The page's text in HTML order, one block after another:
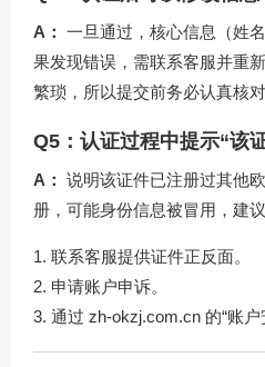
A： 一旦通过，核心信息（姓
果发现错误，需联系客服并重
繁琐，所以提交前务必认真核对
Q5：认证过程中提示“该
A： 说明该证件已注册过其他
册，可能身份信息被冒用，建议
联系客服提供证件正反面。
申请账户申诉。
通过 zh-okzj.com.cn 的“账户